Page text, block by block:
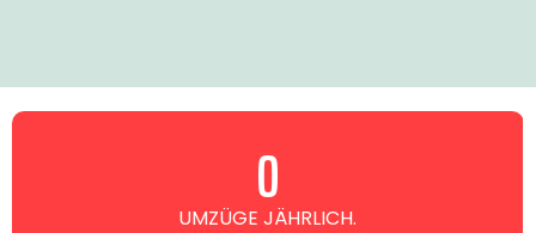
UMZÜGE JÄHRLICH.
0